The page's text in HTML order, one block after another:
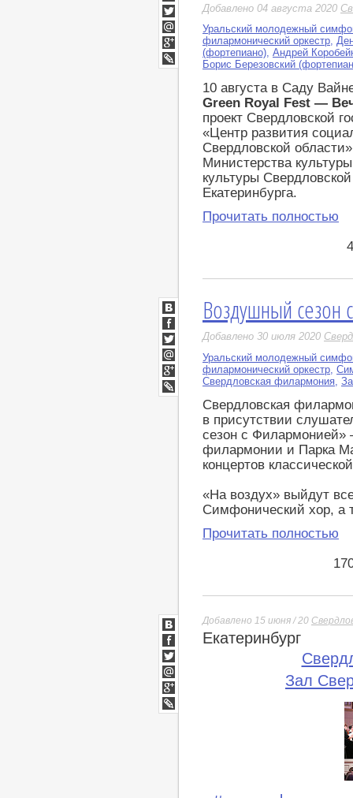
Добавлено 04 августа 2020
Уральский молодежный
филармонический оркестр,
(фортепиано), Андрей
Борис Березовский
10 августа в Саду
Green Royal Fest —
проект Свердловской
«Центр развития
Свердловской
Министерства
культуры
Екатеринбурга.
Прочитать полностью
Facebook
Twitter
Мой
Мир
Google+
LiveJournal
Воздушный
Добавлено 30 июля 2020
Уральский молодежный
филармонический оркестр,
Свердловская филармония,
Свердловская
в присутствии
сезон с Филармонией»
филармонии и Парка
концертов
«На воздух» выйдут
Симфонический хор, а
Прочитать полностью
ВКонтакте
Facebook
Twitter
Мой
Мир
Google+
LiveJournal
Добавлено 15 июня / 20
Екатеринбург
Зал
ВКонтакте
Facebook
Twitter
Мой
Мир
Google+
lj